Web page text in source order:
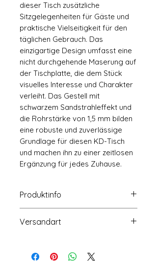
dieser Tisch zusätzliche
Sitzgelegenheiten für Gäste und
praktische Vielseitigkeit für den
täglichen Gebrauch. Das
einzigartige Design umfasst eine
nicht durchgehende Maserung auf
der Tischplatte, die dem Stück
visuelles Interesse und Charakter
verleiht. Das Gestell mit
schwarzem Sandstrahleffekt und
die Rohrstärke von 1,5 mm bilden
eine robuste und zuverlässige
Grundlage für diesen KD-Tisch
und machen ihn zu einer zeitlosen
Ergänzung für jedes Zuhause.
Produktinfo
Paket: 1PC/2CTN
Verpackung: 5-Lagen-Wellpappe-
Versandart
(20GP/40GP/40HQ)
Auf dem See- oder Luftweg für